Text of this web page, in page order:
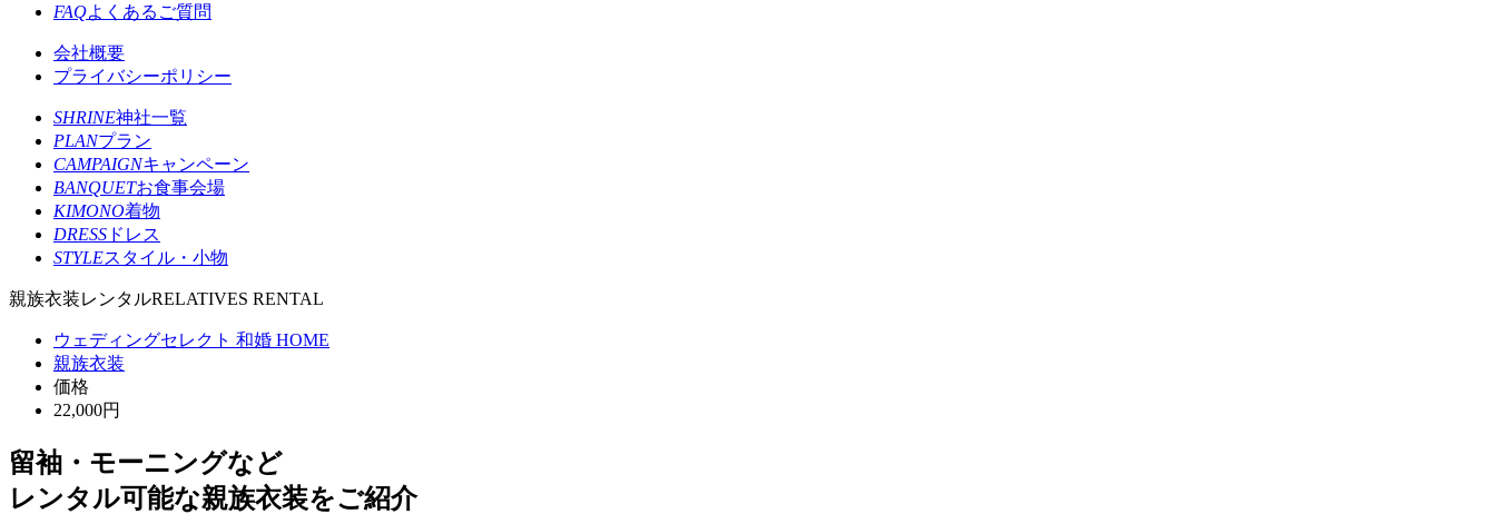
FAQよくあるご質問
会社概要
プライバシーポリシー
SHRINE神社一覧
PLANプラン
CAMPAIGNキャンペーン
BANQUETお食事会場
KIMONO着物
DRESS ドレス
STYLEスタイル・小物
親族衣装レンタルRELATIVES RENTAL
ウェディングセレクト 和婚 HOME
親族衣装
価格
22,000円
留袖・モーニングなど
レンタル可能な親族衣装をご紹介